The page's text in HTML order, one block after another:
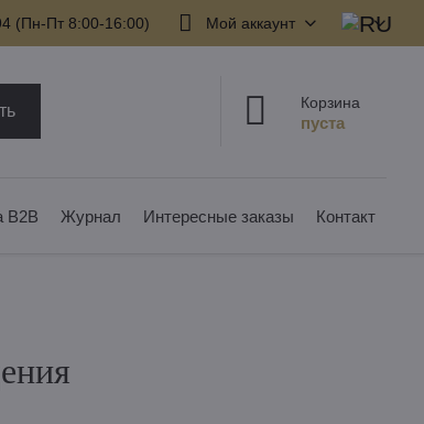
(Пн-Пт 8:00-16:00) Мой аккаунт
Корзина
B2B Журнал Интересные заказы Контакт